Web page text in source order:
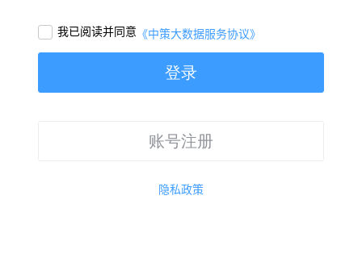
我已阅读并同意 《中策大数据服务协议》
登录
账号注册
隐私政策